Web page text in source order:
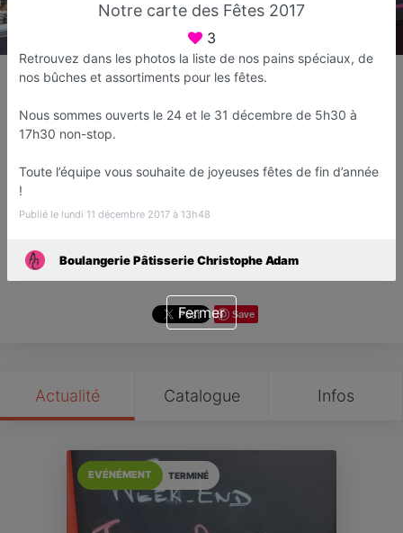
Boulangerie Pâtisserie
Boulanger
Fréjus
Ouvert jusqu'à 19:30
Save
Actualité Catalogue Infos
TERMINÉ
EVÉNÉMENT
Notre carte des Fêtes 2017
3
Retrouvez dans les photos la liste de nos pains spéciaux, de
nos bûches et assortiments pour les fêtes.
Nous sommes ouverts le 24 et le 31 décembre de 5h30 à
17h30 non-stop.
Toute l’équipe vous souhaite de joyeuses fêtes de fin d’année
!
Publié le lundi 11 décembre 2017 à 13h48
Boulangerie Pâtisserie Christophe Adam
Fermer